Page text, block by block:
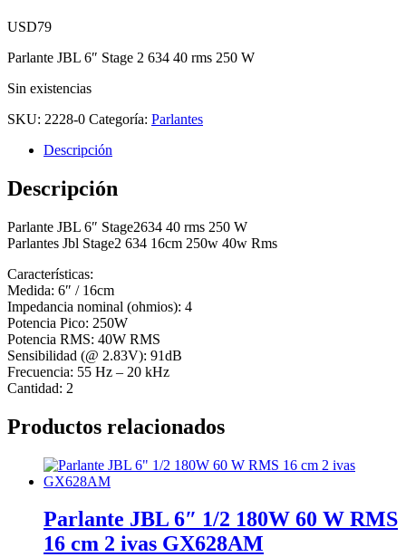
USD79
Parlante JBL 6″ Stage 2 634 40 rms 250 W
Sin existencias
SKU: 2228-0 Categoría: Parlantes
Descripción
Descripción
Parlante JBL 6″ Stage2634 40 rms 250 W
Parlantes Jbl Stage2 634 16cm 250w 40w Rms
Características:
Medida: 6″ / 16cm
Impedancia nominal (ohmios): 4
Potencia Pico: 250W
Potencia RMS: 40W RMS
Sensibilidad (@ 2.83V): 91dB
Frecuencia: 55 Hz – 20 kHz
Cantidad: 2
Productos relacionados
Parlante JBL 6″ 1/2 180W 60 W RMS
16 cm 2 ivas GX628AM